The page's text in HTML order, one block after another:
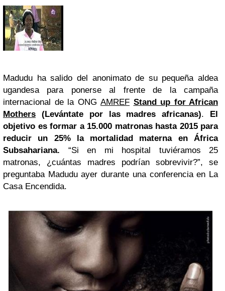
Madudu ha salido del anonimato de su pequeña aldea
ugandesa para ponerse al frente de la campaña
internacional de la ONG AMREF Stand up for African
Mothers
(Levántate por las madres africanas). El
objetivo es formar a 15.000 matronas hasta 2015 para
reducir un 25% la mortalidad materna en África
Subsahariana. “Si en mi hospital tuviéramos 25
matronas, ¿cuántas madres podrían sobrevivir?”, se
preguntaba Madudu ayer durante una conferencia en La
Casa Encendida.